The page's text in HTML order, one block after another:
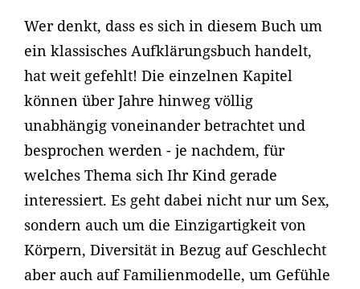
Wer denkt, dass es sich in diesem Buch um
ein klassisches Aufklärungsbuch handelt,
hat weit gefehlt! Die einzelnen Kapitel
können über Jahre hinweg völlig
unabhängig voneinander betrachtet und
besprochen werden - je nachdem, für
welches Thema sich Ihr Kind gerade
interessiert. Es geht dabei nicht nur um Sex,
sondern auch um die Einzigartigkeit von
Körpern, Diversität in Bezug auf Geschlecht
aber auch auf Familienmodelle, um Gefühle